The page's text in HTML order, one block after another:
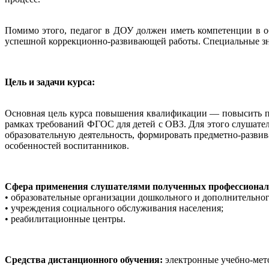
Помимо этого, педагог в ДОУ должен иметь компетенции в
успешной коррекционно-развивающей работы. Специальные
Цель и задачи курса:
Основная цель курса повышения квалификации — повысить
рамках требований ФГОС для детей с ОВЗ. Для этого
образовательную деятельность, формировать предметно-
особенностей воспитанников.
Сфера применения слушателями полученных
• образовательные организации дошкольного и
• учреждения социального обслуживания населения;
• реабилитационные центры.
Средства дистанционного обучения: электронные учебно-